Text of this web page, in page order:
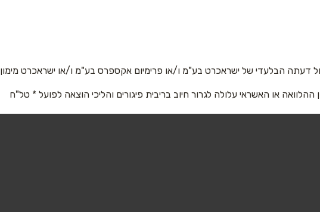
דעתה הבלעדי של ישראכרט בע"מ ו/או פרימיום אקספרס בע"מ ו/או ישראכרט
ההלוואה או האשראי עלולה לגרור חיוב בריבית פיגורים והליכי הוצאה לפועל * טל"ח